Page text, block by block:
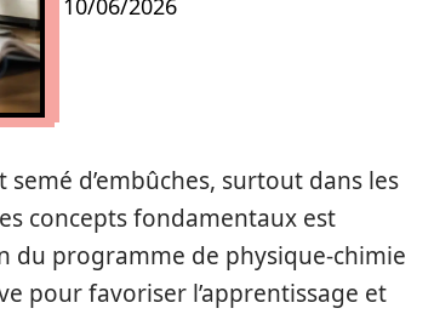
10/06/2026
d’embûches, surtout dans les
concepts fondamentaux est
du programme de physique-chimie
pour favoriser l’apprentissage et